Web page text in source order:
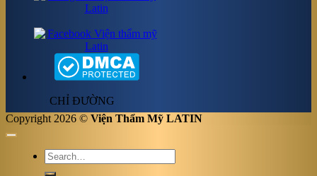
CHỈ ĐƯỜNG
Copyright 2026 © Viện Thẩm Mỹ LATIN